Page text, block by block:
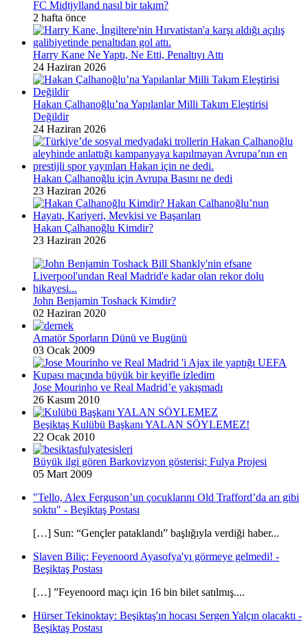
FC Midtjylland nasıl bir takım?
2 hafta önce
Harry Kane Ne Yaptı, Ne Etti, Penaltıyı Attı
24 Haziran 2026
Hakan Çalhanoğlu’na Yapılanlar Milli Takım Eleştirisi
Değildir
24 Haziran 2026
Hakan Çalhanoğlu için Avrupa Basını ne dedi
23 Haziran 2026
Hakan Çalhanoğlu Kimdir?
23 Haziran 2026
John Benjamin Toshack Kimdir?
02 Haziran 2020
Amatör Sporların Dünü ve Bugünü
03 Ocak 2009
Jose Mourinho ve Real Madrid’e yakışmadı
26 Kasım 2010
Beşiktaş Kulübü Başkanı YALAN SÖYLEMEZ!
22 Ocak 2010
Büyük ilgi gören Barkovizyon gösterisi; Fulya Projesi
05 Mart 2009
"Tello, Alex Ferguson’un çocuklarını Old Trafford’da arı gibi
soktu" - Beşiktaş Postası
[…] Sun: “Gençler pataklandı” başlığıyla verdiği haber...
Slaven Biliç: Feyenoord Ayasofya'yı görmeye gelmedi! -
Beşiktaş Postası
[…] ”Feyenoord maçı için 16 bin bilet satılmış....
Hürser Tekinoktay: Beşiktaş'ın hocası Sergen Yalçın olacaktı -
Beşiktaş Postası